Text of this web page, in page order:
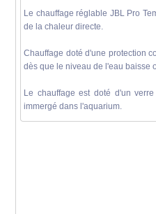
Le chauffage réglable JBL Pro
de la chaleur directe.
Chauffage doté d'une protection
dès que le niveau de l'eau baisse
Le chauffage est doté d'un
immergé dans l'aquarium.